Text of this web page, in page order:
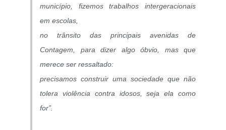
município, fizemos trabalhos intergeracionais
em escolas,
no trânsito das principais avenidas de
Contagem, para dizer algo óbvio, mas que
merece ser ressaltado:
precisamos construir uma sociedade que não
tolera violência contra idosos, seja ela como
for”.